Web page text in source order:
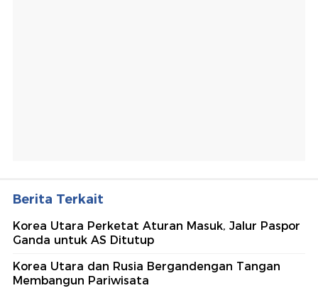
Berita Terkait
Korea Utara Perketat Aturan Masuk, Jalur Paspor
Ganda untuk AS Ditutup
Korea Utara dan Rusia Bergandengan Tangan
Membangun Pariwisata